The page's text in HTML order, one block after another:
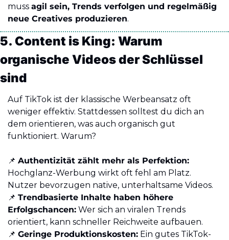
muss agil sein, Trends verfolgen und regelmäßig
neue Creatives produzieren.
5. Content is King: Warum
organische Videos der Schlüssel
sind
Auf TikTok ist der klassische Werbeansatz oft
weniger effektiv. Stattdessen solltest du dich an
dem orientieren, was auch organisch gut
funktioniert. Warum?
📌 Authentizität zählt mehr als Perfektion:
Hochglanz-Werbung wirkt oft fehl am Platz.
Nutzer bevorzugen native, unterhaltsame Videos.
📌 Trendbasierte Inhalte haben höhere
Erfolgschancen: Wer sich an viralen Trends
orientiert, kann schneller Reichweite aufbauen.
📌 Geringe Produktionskosten: Ein gutes TikTok-